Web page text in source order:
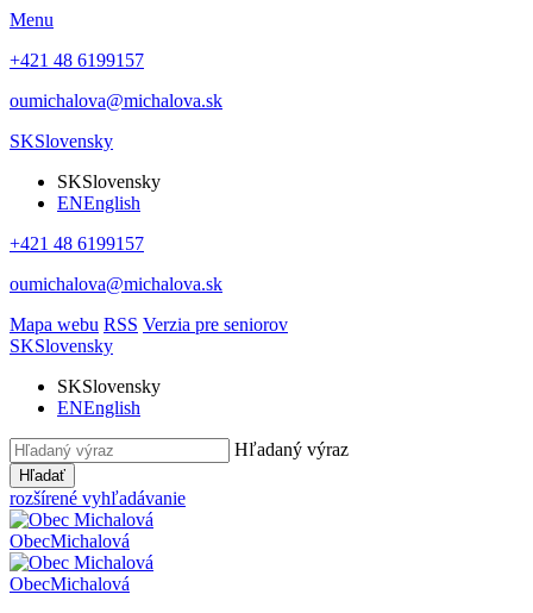
Menu
+421 48 6199157
oumichalova@michalova.sk
SKSlovensky
SKSlovensky
ENEnglish
+421 48 6199157
oumichalova@michalova.sk
Mapa webu RSS Verzia pre seniorov
SKSlovensky
SKSlovensky
ENEnglish
Hľadaný výraz
Hľadať
rozšírené vyhľadávanie
ObecMichalová
ObecMichalová